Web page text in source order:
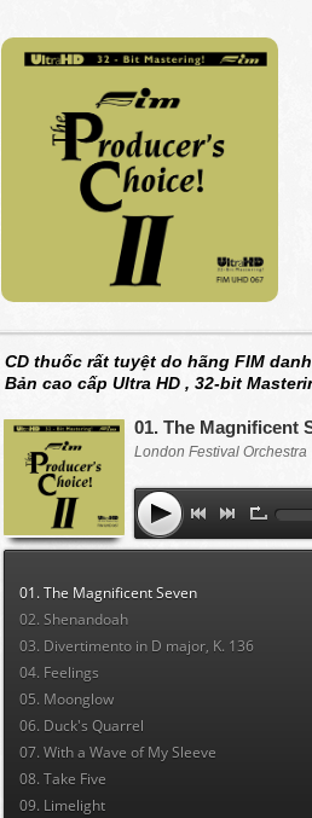
CD thuốc rất tuyệt do hãng FIM
Bản cao cấp Ultra HD , 32-bit
01. The Magnificent
London Festival Orchestra
01. The Magnificent Seven
02. Shenandoah
03. Divertimento in D major, K. 136
04. Feelings
05. Moonglow
06. Duck's Quarrel
07. With a Wave of My Sleeve
08. Take Five
09. Limelight